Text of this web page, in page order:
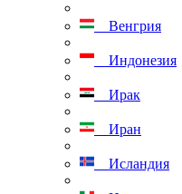
Венгрия
Индонезия
Ирак
Иран
Исландия